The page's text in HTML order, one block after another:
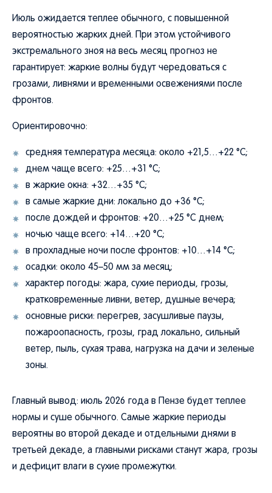
Июль ожидается теплее обычного, с повышенной
вероятностью жарких дней. При этом устойчивого
экстремального зноя на весь месяц прогноз не
гарантирует: жаркие волны будут чередоваться с
грозами, ливнями и временными освежениями после
фронтов.
Ориентировочно:
средняя температура месяца: около +21,5…+22 °C;
днем чаще всего: +25…+31 °C;
в жаркие окна: +32…+35 °C;
в самые жаркие дни: локально до +36 °C;
после дождей и фронтов: +20…+25 °C днем;
ночью чаще всего: +14…+20 °C;
в прохладные ночи после фронтов: +10…+14 °C;
осадки: около 45–50 мм за месяц;
характер погоды: жара, сухие периоды, грозы,
кратковременные ливни, ветер, душные вечера;
основные риски: перегрев, засушливые паузы,
пожароопасность, грозы, град локально, сильный
ветер, пыль, сухая трава, нагрузка на дачи и зеленые
зоны.
Главный вывод: июль 2026 года в Пензе будет теплее
нормы и суше обычного. Самые жаркие периоды
вероятны во второй декаде и отдельными днями в
третьей декаде, а главными рисками станут жара, грозы
и дефицит влаги в сухие промежутки.